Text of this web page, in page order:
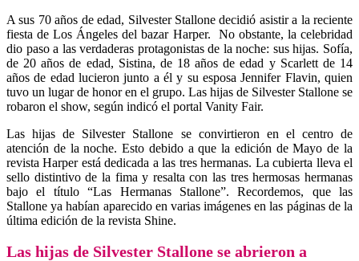
A sus 70 años de edad, Silvester Stallone decidió asistir a la reciente
fiesta de Los Ángeles del bazar Harper. No obstante, la celebridad
dio paso a las verdaderas protagonistas de la noche: sus hijas. Sofía,
de 20 años de edad, Sistina, de 18 años de edad y Scarlett de 14
años de edad lucieron junto a él y su esposa Jennifer Flavin, quien
tuvo un lugar de honor en el grupo. Las hijas de Silvester Stallone se
robaron el show, según indicó el portal Vanity Fair.
Las hijas de Silvester Stallone se convirtieron en el centro de
atención de la noche. Esto debido a que la edición de Mayo de la
revista Harper está dedicada a las tres hermanas. La cubierta lleva el
sello distintivo de la fima y resalta con las tres hermosas hermanas
bajo el título “Las Hermanas Stallone”. Recordemos, que las
Stallone ya habían aparecido en varias imágenes en las páginas de la
última edición de la revista Shine.
Las hijas de Silvester Stallone se abrieron a